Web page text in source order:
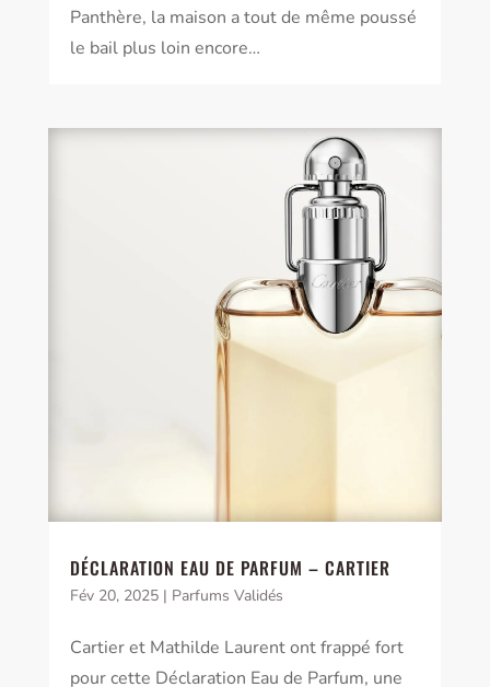
Panthère, la maison a tout de même poussé
le bail plus loin encore…
DÉCLARATION EAU DE PARFUM – CARTIER
Fév 20, 2025| Parfums Validés
Cartier et Mathilde Laurent ont frappé fort
pour cette Déclaration Eau de Parfum, une